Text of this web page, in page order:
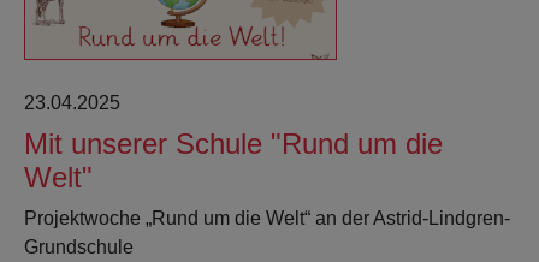
23.04.2025
Mit unserer Schule "Rund um die
Welt"
Projektwoche „Rund um die Welt“ an der Astrid-Lindgren-
Grundschule